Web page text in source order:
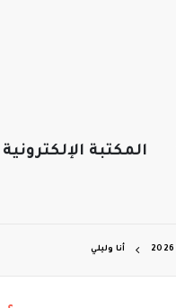
المكتبة الإلكترونية
أنا وليلي